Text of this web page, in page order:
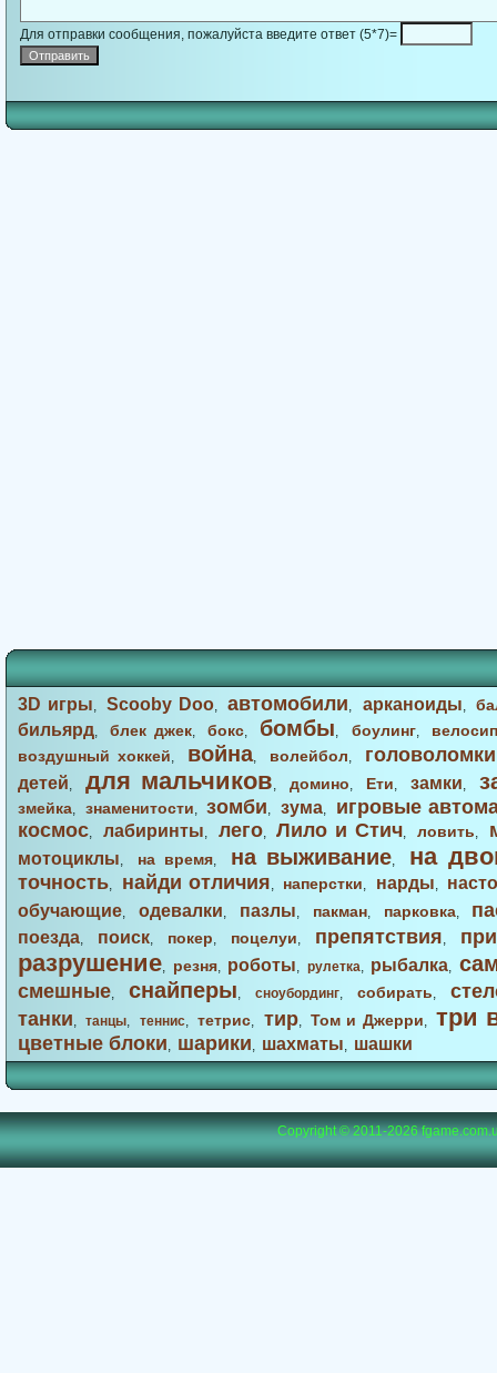
Для отправки сообщения, пожалуйста введите ответ (5*7)=
3D игры,Scooby Doo,автомобили, арканоиды,
бильярд,блек джек,бокс, бомбы, боулинг,
воздушный хоккей, война, волейбол, головоломки
детей, для мальчиков, домино, Ети, замки,
змейка, знаменитости,зомби, зума,
игровые
космос, лабиринты, лего,Лило и Стич,ловить,
мотоциклы, на время, на выживание, на
точность, найди отличия, наперстки, нарды,
обучающие, одевалки, пазлы, пакман, парковка,
поезда, поиск, покер, поцелуи, препятствия,
разрушение, резня, роботы, рулетка, рыбалка,
смешные, снайперы, сноубординг, собирать,
танки,танцы, теннис,тетрис, тир,Том и Джерри, три
цветные блоки, шарики, шахматы, шашки
Copyright © 2011-2026